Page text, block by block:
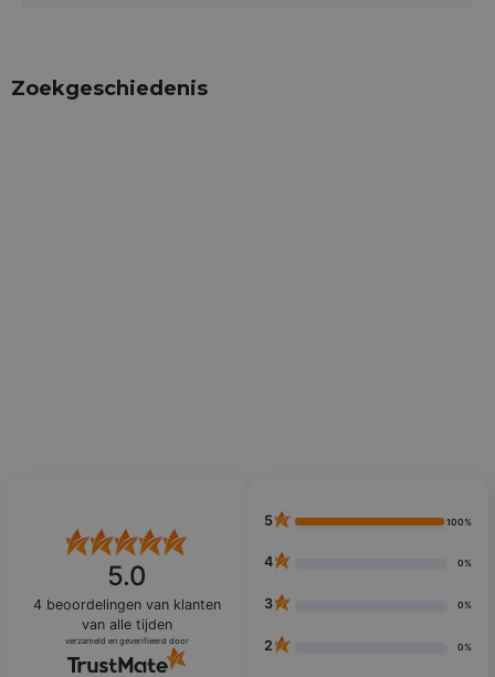
Zoekgeschiedenis
5.0
4beoordelingen van klanten
van alle tijden
verzameld en geverifieerd door
5 100%
4 0%
3 0%
2 0%